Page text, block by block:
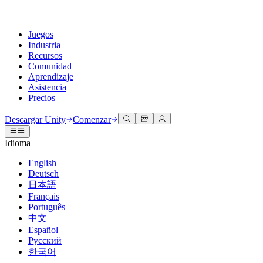
Juegos
Industria
Recursos
Comunidad
Aprendizaje
Asistencia
Precios
Motor de Unity
Crea juegos 2D y 3D para cualquier plataforma
Colaboración
Colabora e itera rápidamente con tu equipo
Descargar Unity
Planes y precios
Implementar
Multiplataforma
Colaboración 3D
Construye y revisa proyectos 3D en tiempo real
Capacitación envolvente
Capacitación en entornos envolventes
Experiencias del cliente
Crea experiencias interactivas en 3D
Industrias
Fabricación
Documentación
Herramientas para desarrolladores
Versiones de lanzamiento y rastreador de problemas
Hoja de ruta
Revisar características próximas
Glosario
Discusiones
Eventos
Eventos globales y locales
Historias de la comunidad
Hecho con Unity
Presentando a los creadores de Unity
Unity Learn
Domina las habilidades de Unity de forma gratuita
Capacitación profesional
Mejora tu equipo con entrenadores de Unity
¿No tienes experiencia con Unity?
Primeros pasos
Pon en marcha tu aprendizaje
Rutas esenciales de Unity
Obtener ayuda
Ayudándote a tener éxito con Unity
Planes de éxito
Alcanza tus metas más rápido con soporte experto
PREGUNTAS FRECUENTES
Respuestas a preguntas comunes
Contáctanos
Conéctate con nuestro equipo
Descargar Unity Comenzar
Idioma
English
Deutsch
日本語
Français
Português
中文
Español
Русский
한국어